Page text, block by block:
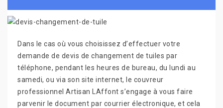
Dans le cas où vous choisissez d’effectuer votre
demande de devis de changement de tuiles par
téléphone, pendant les heures de bureau, du lundi au
samedi, ou via son site internet, le couvreur
professionnel Artisan LAffont s’engage à vous faire
parvenir le document par courrier électronique, et cela